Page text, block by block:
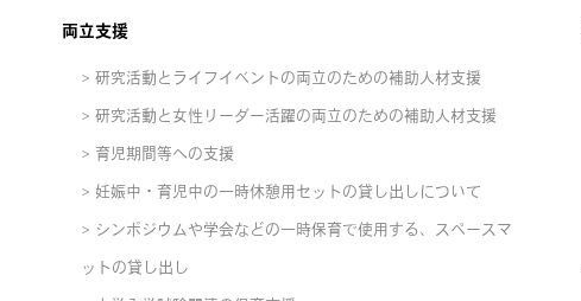
両立支援
研究活動とライフイベントの両立のための補助人材支援
研究活動と女性リーダー活躍の両立のための補助人材支援
育児期間等への支援
妊娠中・育児中の一時休憩用セットの貸し出しについて
シンポジウムや学会などの一時保育で使用する、スペースマ
ットの貸し出し